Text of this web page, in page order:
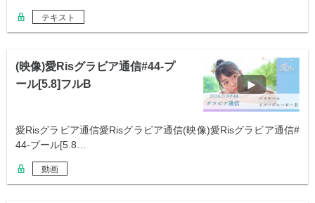
テキスト
(映像)愛Risグラビア通信#44-プ
ール[5.8]フルB
愛Risグラビア通信愛Risグラビア通信(映像)愛Risグラビア通信#
44-プール[5.8…
動画